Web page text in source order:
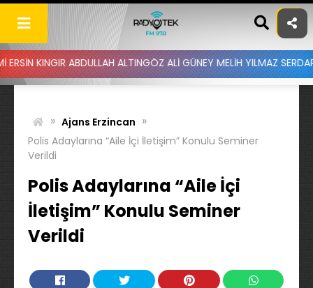
Skip
content
ABDULLAH ALTINGÖZ ALİ GÜNEY MELİH YILMAZ SERDAR AYDIN
» Ajans Erzincan »
Polis Adaylarına “Aile İçi İletişim” Konulu Seminer
Verildi
Polis Adaylarına “Aile İçi
İletişim” Konulu Seminer
Verildi